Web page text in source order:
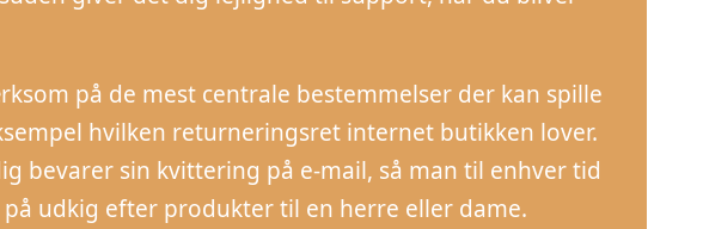
på de mest centrale bestemmelser der kan spille
hvilken returneringsret internet butikken lover.
bevarer sin kvittering på e-mail, så man til enhver tid
udkig efter produkter til en herre eller dame.